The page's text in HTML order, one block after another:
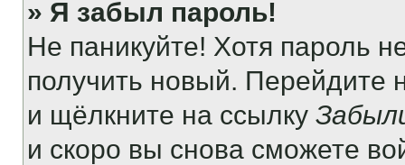
» Я забыл пароль!
Не паникуйте! Хотя пароль
получить новый. Перейдите
и щёлкните на ссылку
и скоро вы снова сможете